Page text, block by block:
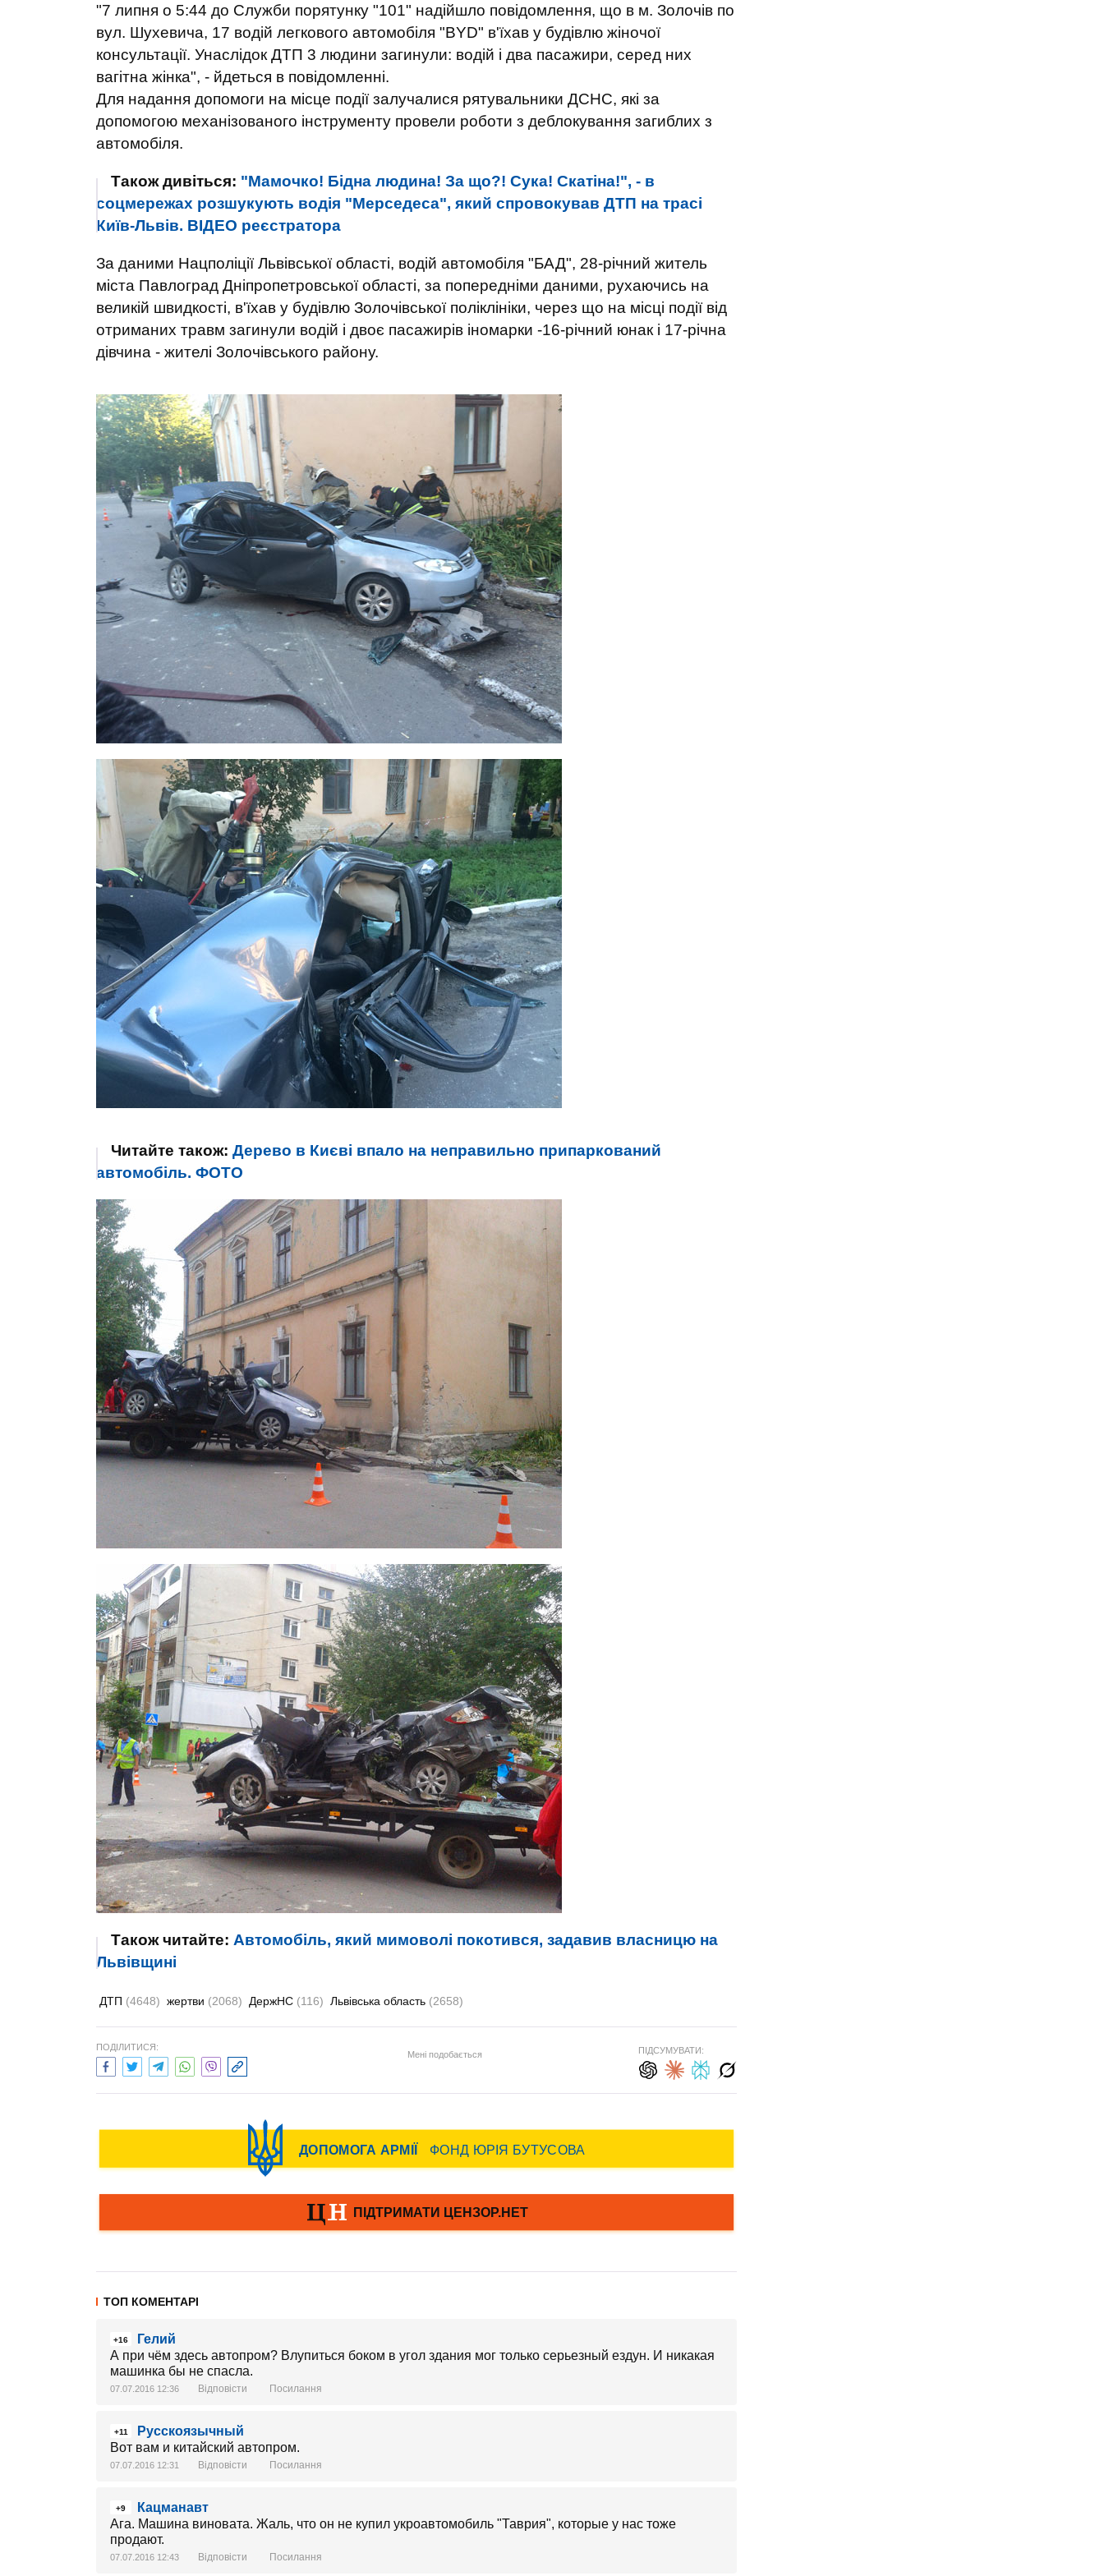
"7 липня о 5:44 до Служби порятунку "101" надійшло повідомлення, що в м. Золочів по
вул. Шухевича, 17 водій легкового автомобіля "BYD" в'їхав у будівлю жіночої
консультації. Унаслідок ДТП 3 людини загинули: водій і два пасажири, серед них
вагітна жінка", - йдеться в повідомленні.
Для надання допомоги на місце події залучалися рятувальники ДСНС, які за
допомогою механізованого інструменту провели роботи з деблокування загиблих з
автомобіля.
Також дивіться: "Мамочко! Бідна людина! За що?! Сука! Скатіна!", - в
соцмережах розшукують водія "Мерседеса", який спровокував ДТП на трасі
Київ-Львів. ВІДЕО реєстратора
За даними Нацполіції Львівської області, водій автомобіля "БАД", 28-річний житель
міста Павлоград Дніпропетровської області, за попередніми даними, рухаючись на
великій швидкості, в'їхав у будівлю Золочівської поліклініки, через що на місці події від
отриманих травм загинули водій і двоє пасажирів іномарки -16-річний юнак і 17-річна
дівчина - жителі Золочівського району.
Читайте також: Дерево в Києві впало на неправильно припаркований
автомобіль. ФОТО
Також читайте: Автомобіль, який мимоволі покотився, задавив власницю на
Львівщині
ДТП (4648) жертви (2068) ДержНС (116) Львівська область (2658)
ПОДІЛИТИСЯ:
Мені подобається ПІДСУМУВАТИ:
ТОП КОМЕНТАРІ
+16
Гелий
А при чём здесь автопром? Влупиться боком в угол здания мог только серьезный ездун. И никакая
машинка бы не спасла.
07.07.2016 12:36 Відповісти Посилання
+11
Русскоязычный
Вот вам и китайский автопром.
07.07.2016 12:31 Відповісти Посилання
+9
Кацманавт
Ага. Машина виновата. Жаль, что он не купил укроавтомобиль "Таврия", которые у нас тоже
продают.
07.07.2016 12:43 Відповісти Посилання